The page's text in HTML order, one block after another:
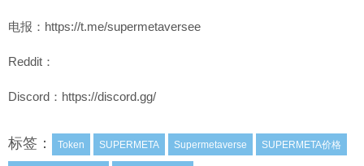
电报：https://t.me/supermetaversee
Reddit：
Discord：https://discord.gg/
标签： Token SUPERMETA Supermetaverse SUPERMETA价格